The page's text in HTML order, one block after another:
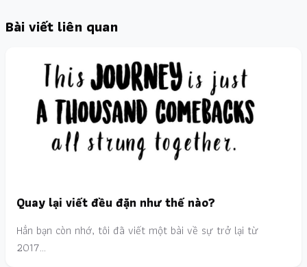
Bài viết liên quan
Quay lại viết đều đặn như thế nào?
Hẳn bạn còn nhớ, tôi đã viết một bài về sự trở lại từ
2017…